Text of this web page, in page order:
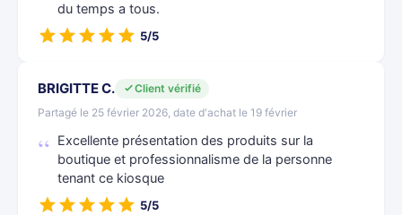
du temps a tous.
5/5
BRIGITTE C.
Client vérifié
Partagé le 25 février 2026, date d'achat le 19 février
Excellente présentation des produits sur la
boutique et professionnalisme de la personne
tenant ce kiosque
5/5